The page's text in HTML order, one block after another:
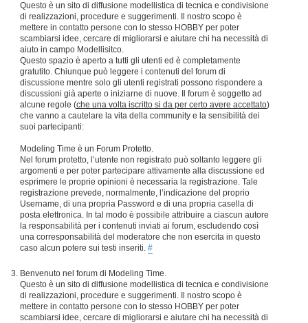
Questo è un sito di diffusione modellistica di tecnica e condivisione
di realizzazioni, procedure e suggerimenti. Il nostro scopo è
mettere in contatto persone con lo stesso HOBBY per poter
scambiarsi idee, cercare di migliorarsi e aiutare chi ha necessità di
aiuto in campo Modellisitco.
Questo spazio è aperto a tutti gli utenti ed è completamente
gratutito. Chiunque può leggere i contenuti del forum di
discussione mentre solo gli utenti registrati possono rispondere a
discussioni già aperte o iniziarne di nuove. Il forum è soggetto ad
alcune regole (che una volta iscritto si da per certo avere accettato)
che vanno a cautelare la vita della community e la sensibilità dei
suoi partecipanti:
Modeling Time è un Forum Protetto.
Nel forum protetto, l’utente non registrato può soltanto leggere gli
argomenti e per poter partecipare attivamente alla discussione ed
esprimere le proprie opinioni è necessaria la registrazione. Tale
registrazione prevede, normalmente, l’indicazione del proprio
Username, di una propria Password e di una propria casella di
posta elettronica. In tal modo è possibile attribuire a ciascun autore
la responsabilità per i contenuti inviati ai forum, escludendo così
una corresponsabilità del moderatore che non esercita in questo
caso alcun potere sui testi inseriti. #
Benvenuto nel forum di Modeling Time.
Questo è un sito di diffusione modellistica di tecnica e condivisione
di realizzazioni, procedure e suggerimenti. Il nostro scopo è
mettere in contatto persone con lo stesso HOBBY per poter
scambiarsi idee, cercare di migliorarsi e aiutare chi ha necessità di